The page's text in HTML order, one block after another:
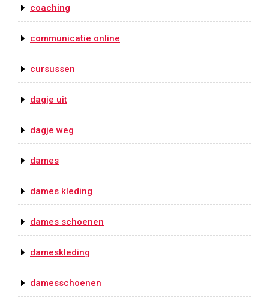
coaching
communicatie online
cursussen
dagje uit
dagje weg
dames
dames kleding
dames schoenen
dameskleding
damesschoenen